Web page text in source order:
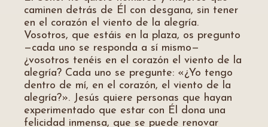
caminen detrás de Él con desgana, sin tener
en el corazón el viento de la alegría.
Vosotros, que estáis en la plaza, os pregunto
—cada uno se responda a sí mismo—
¿vosotros tenéis en el corazón el viento de la
alegría? Cada uno se pregunte: «¿Yo tengo
dentro de mí, en el corazón, el viento de la
alegría?». Jesús quiere personas que hayan
experimentado que estar con Él dona una
felicidad inmensa, que se puede renovar